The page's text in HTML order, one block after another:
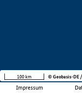
Impressum
100 km © Geobasis-DE